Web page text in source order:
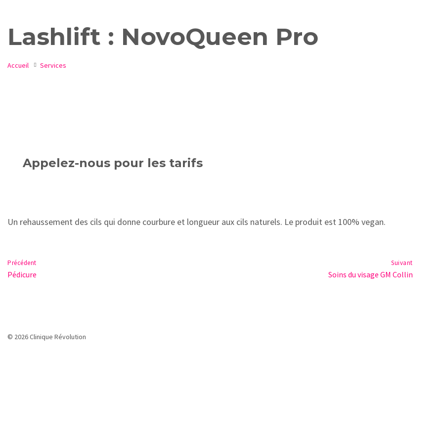
Lashlift : NovoQueen Pro
Accueil Services
Appelez-nous pour les tarifs
Un rehaussement des cils qui donne courbure et longueur aux cils naturels. Le produit est 100% vegan.
Précédent
Pédicure
Suivant
Soins du visage GM Collin
© 2026 Clinique Révolution